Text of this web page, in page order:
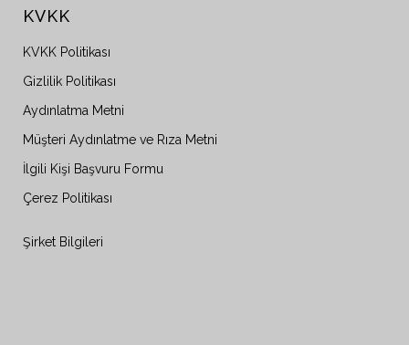
KVKK
KVKK Politikası
Gizlilik Politikası
Aydınlatma Metni
Müşteri Aydınlatme ve Rıza Metni
İlgili Kişi Başvuru Formu
Çerez Politikası
Şirket Bilgileri